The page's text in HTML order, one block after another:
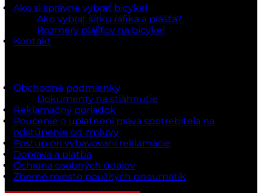
Ako si správne vybrať bicykel
Ako vybrať šírku ráfika a plášťa?
Rozmery plášťov na bicykel
Kontakt
Obchodné podmienky
Dokumenty na stiahnutie
Reklamačný poriadok
Poučenie o uplatnení práva spotrebiteľa na
odstúpenie od zmluvy
Postup pri vybavovaní reklamácie
Doprava a platba
Ochrana osobných údajov
Zberné miesto použitých pneumatík